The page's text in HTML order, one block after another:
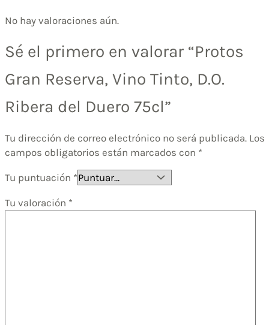
No hay valoraciones aún.
Sé el primero en valorar “Protos
Gran Reserva, Vino Tinto, D.O.
Ribera del Duero 75cl”
Tu dirección de correo electrónico no será publicada. Los
campos obligatorios están marcados con *
Tu puntuación *
Tu valoración *